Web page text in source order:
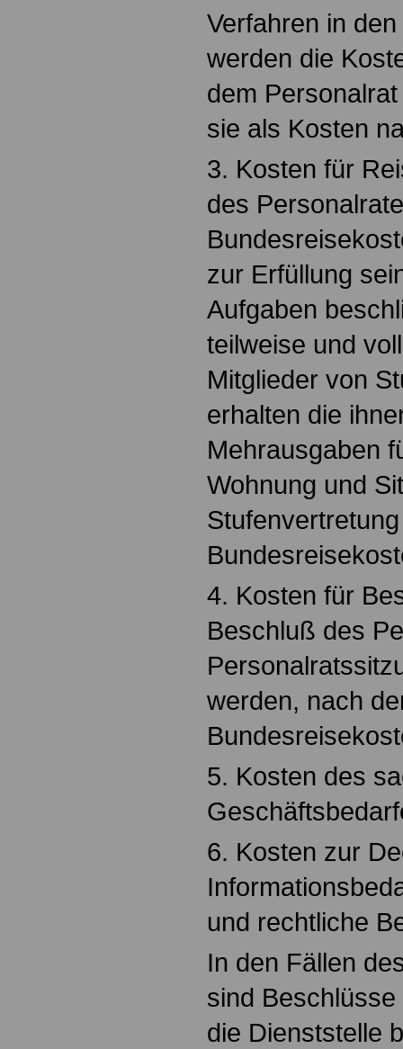
Verfahren in
werden die
dem
sie als Kosten
3. Kosten für
des
zur Erfüllung
Aufgaben
teilweise und
Mitglieder von
erhalten die
Mehrausgaben
Wohnung und
4. Kosten für
Beschluß des
werden, nach
5. Kosten des
6. Kosten zur
und rechtliche
In den Fällen
sind
die Dienststelle